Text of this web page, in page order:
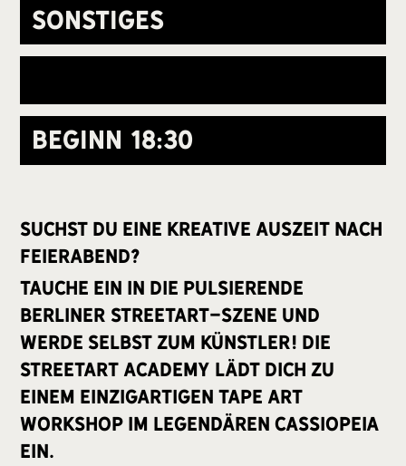
Sonstiges
Beginn 18:30
Suchst du eine kreative Auszeit nach
Feierabend?
Tauche ein in die pulsierende
Berliner Streetart-Szene und
werde selbst zum Künstler! Die
Streetart Academy lädt dich zu
einem einzigartigen Tape Art
Workshop im legendären Cassiopeia
ein.